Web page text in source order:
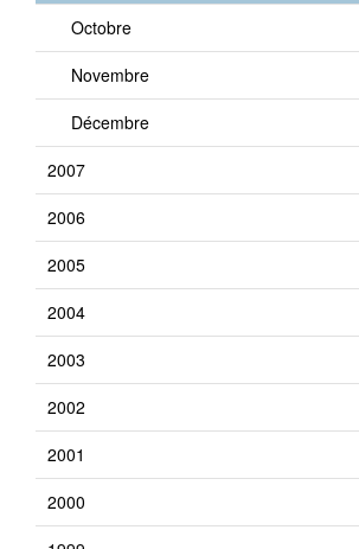
Octobre
Novembre
Décembre
2007
2006
2005
2004
2003
2002
2001
2000